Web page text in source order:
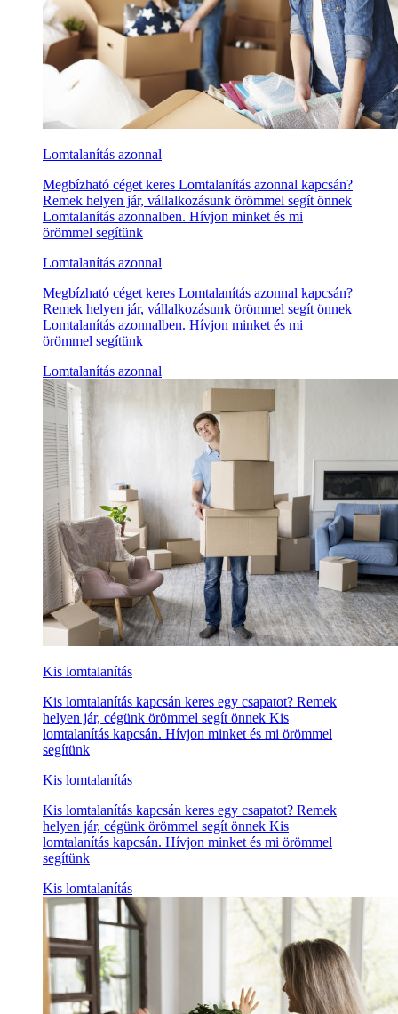
Lomtalanítás azonnal
Megbízható céget keres Lomtalanítás azonnal kapcsán?
Remek helyen jár, vállalkozásunk örömmel segít önnek
Lomtalanítás azonnalben. Hívjon minket és mi
örömmel segítünk
Lomtalanítás azonnal
Megbízható céget keres Lomtalanítás azonnal kapcsán?
Remek helyen jár, vállalkozásunk örömmel segít önnek
Lomtalanítás azonnalben. Hívjon minket és mi
örömmel segítünk
Lomtalanítás azonnal
Kis lomtalanítás
Kis lomtalanítás kapcsán keres egy csapatot? Remek
helyen jár, cégünk örömmel segít önnek Kis
lomtalanítás kapcsán. Hívjon minket és mi örömmel
segítünk
Kis lomtalanítás
Kis lomtalanítás kapcsán keres egy csapatot? Remek
helyen jár, cégünk örömmel segít önnek Kis
lomtalanítás kapcsán. Hívjon minket és mi örömmel
segítünk
Kis lomtalanítás